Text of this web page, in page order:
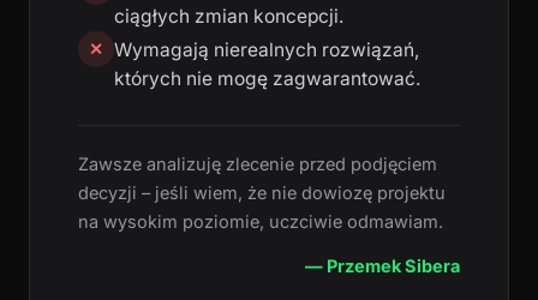
ciągłych zmian koncepcji.
✕ Wymagają nierealnych rozwiązań,
których nie mogę zagwarantować.
Zawsze analizuję zlecenie przed podjęciem
decyzji – jeśli wiem, że nie dowiozę projektu
na wysokim poziomie, uczciwie odmawiam.
— Przemek Sibera